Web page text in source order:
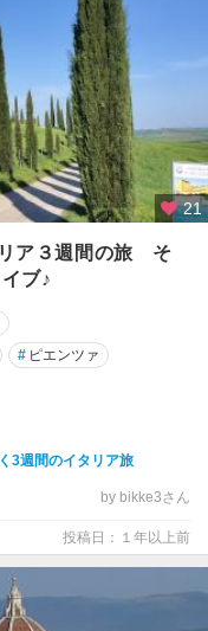
21
ア３週間の旅 そ
ブ♪
# ピエンツァ
3週間のイタリア旅
by bikke3さん
投稿日：１年以上前